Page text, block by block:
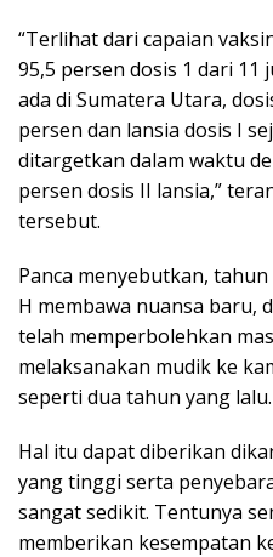
“Terlihat dari capaian
95,5 persen dosis 1 dari 11
ada di Sumatera Utara,
persen dan lansia dosis I
ditargetkan dalam waktu
persen dosis II lansia,”
tersebut.
Panca menyebutkan,
H membawa nuansa baru,
telah memperbolehkan
melaksanakan mudik ke
seperti dua tahun yang lalu.
Hal itu dapat diberikan
yang tinggi serta
sangat sedikit. Tentunya
memberikan kesempatan